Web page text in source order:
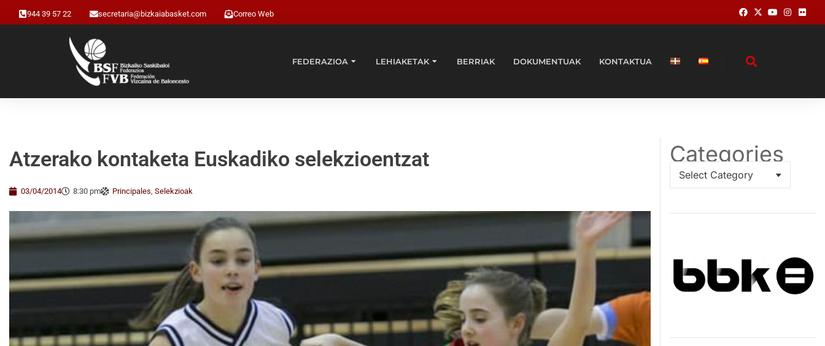
944 39 57 22 secretaria@bizkaiabasket.com Correo Web
FEDERAZIOA LEHIAKETAK BERRIAK DOKUMENTUAK KONTAKTUA
Atzerako kontaketa Euskadiko selekzioentzat
03/04/2014 8:30 pm Principales, Selekzioak
Categories